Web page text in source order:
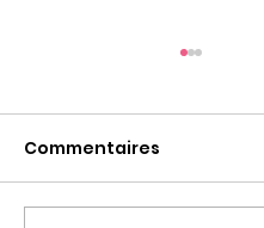
Commentaires